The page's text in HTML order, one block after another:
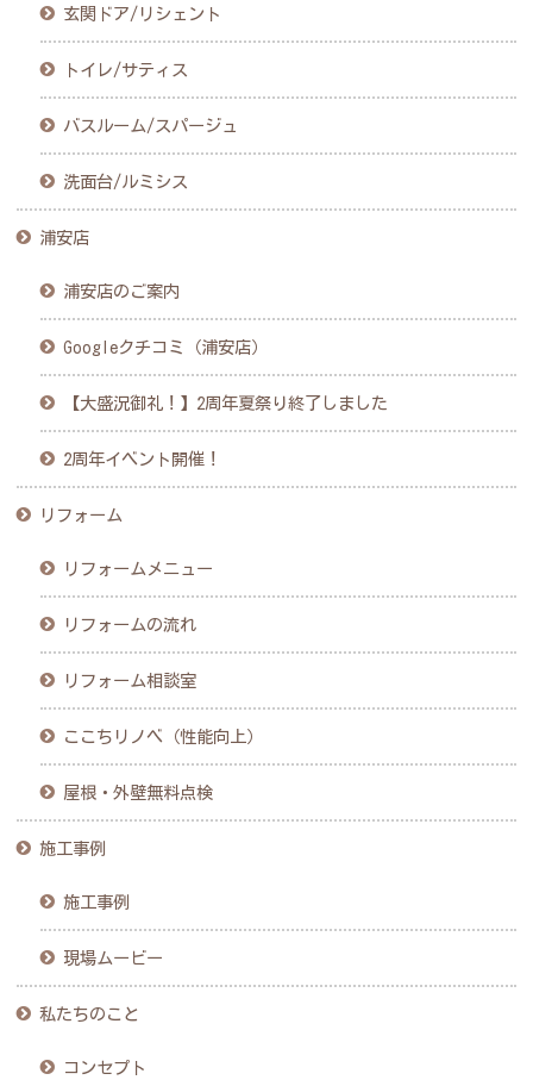
玄関ドア/リシェント
トイレ/サティス
バスルーム/スパージュ
洗面台/ルミシス
浦安店
浦安店のご案内
Googleクチコミ（浦安店）
【大盛況御礼！】2周年夏祭り終了しました
2周年イベント開催！
リフォーム
リフォームメニュー
リフォームの流れ
リフォーム相談室
ここちリノベ（性能向上）
屋根・外壁無料点検
施工事例
施工事例
現場ムービー
私たちのこと
コンセプト